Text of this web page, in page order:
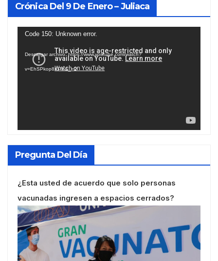
Crónica Del 9 De Enero – Juliaca
Reproductor
vídeo
Code 150: Unknown error.
Descargar archivo: https://www.youtube.com/watch?
v=EhSPkop8KPY&_=2
Pregunta Del Día
¿Esta usted de acuerdo que solo personas
vacunadas ingresen a espacios cerrados?